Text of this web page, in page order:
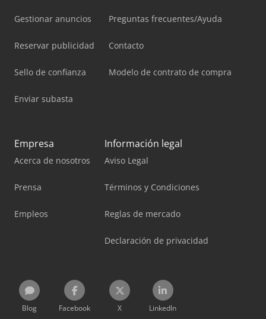
Gestionar anuncios
Reservar publicidad
Sello de confianza
Enviar subasta
Preguntas frecuentes/Ayuda
Contacto
Modelo de contrato de compra
Empresa
Acerca de nosotros
Prensa
Empleos
Información legal
Aviso Legal
Términos y Condiciones
Reglas de mercado
Declaración de privacidad
Blog Facebook X LinkedIn